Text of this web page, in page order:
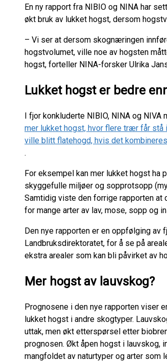
En ny rapport fra NIBIO og NINA har
økt bruk av lukket hogst, dersom
– Vi ser at dersom skognæringen
hogstvolumet, ville noe av hogsten
hogst, forteller NINA-forsker Ulrika
Lukket hogst er bedre
I fjor konkluderte NIBIO, NINA og NIVA
mer lukket hogst, hvor flere trær får
ville blitt flatehogd, hvis det
.
For eksempel kan mer lukket hogst ha
skyggefulle miljøer og sopprotsopp
Samtidig viste den forrige rapporten at
for mange arter av lav, mose, sopp og
Den nye rapporten er en oppfølging
Landbruksdirektoratet, for å se på
ekstra arealer som kan bli påvirket av
Mer hogst av lauvskog?
Prognosene i den nye rapporten viser
lukket hogst i andre skogtyper.
uttak, men økt etterspørsel etter
prognosen. Økt åpen hogst i
mangfoldet av naturtyper og arter som